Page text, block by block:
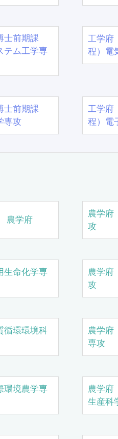
前期課
テム工学専
工学
程）電
前期課
専攻
工学
程）電
農学府
農学
攻
命化学専
農学
攻
環環境科
農学
専攻
境農学専
農学
生産科